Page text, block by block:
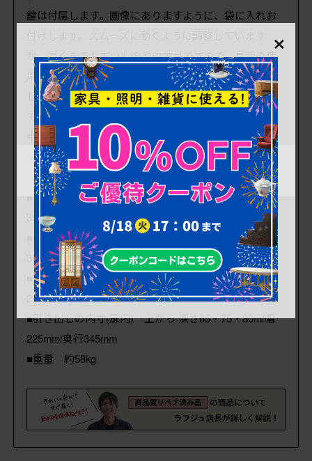
鍵は付属します。画像にありますように、袋に入れお
が、あくまでも古いものや中古品ですので、長期の使
用保証は出来かねます。ご購入後、鍵に不具合が発生
した場合は、当店でサポートさせていただきますの
で、お気軽にご相談くださいませ。
中古品としてはとても状態の良いきれいなお品です。
使用上問題のあるダメージはありません。
■引き出しの内寸(大) 各 深さ140mm/幅1095mm/奥行
395m
■引き出しの内寸(中) 各 深さ115m/幅520mm/奥行
395mm
■引き出しの内寸(小) 上から 深さ115・140m/幅
260mm/奥行395mm
■引き出しの内寸(扉内) 上から 深さ65・75・80m/幅
225mm/奥行345mm
■重量 約58kg
×